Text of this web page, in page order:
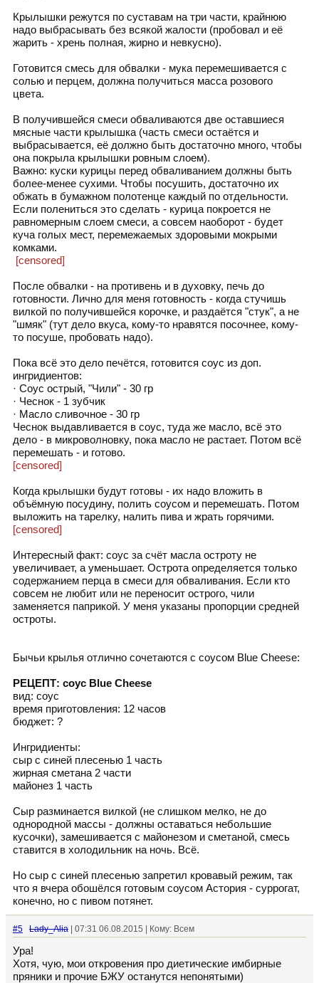
Крылышки режутся по суставам на три части, крайнюю
надо выбрасывать без всякой жалости (пробовал и её
жарить - хрень полная, жирно и невкусно).
Готовится смесь для обвалки - мука перемешивается с
солью и перцем, должна получиться масса розового
цвета.
В получившейся смеси обваливаются две оставшиеся
мясные части крылышка (часть смеси остаётся и
выбрасывается, её должно быть достаточно много, чтобы
она покрыла крылышки ровным слоем).
Важно: куски курицы перед обваливанием должны быть
более-менее сухими. Чтобы посушить, достаточно их
обжать в бумажном полотенце каждый по отдельности.
Если полениться это сделать - курица покроется не
равномерным слоем смеси, а совсем наоборот - будет
куча голых мест, перемежаемых здоровыми мокрыми
комками.
[censored]
После обвалки - на противень и в духовку, печь до
готовности. Лично для меня готовность - когда стучишь
вилкой по получившейся корочке, и раздаётся "стук", а не
"шмяк" (тут дело вкуса, кому-то нравятся посочнее, кому-
то посуше, пробовать надо).
Пока всё это дело печётся, готовится соус из доп.
ингридиентов:
· Соус острый, "Чили" - 30 гр
· Чеснок - 1 зубчик
· Масло сливочное - 30 гр
Чеснок выдавливается в соус, туда же масло, всё это
дело - в микроволновку, пока масло не растает. Потом всё
перемешать - и готово.
[censored]
Когда крылышки будут готовы - их надо вложить в
объёмную посудину, полить соусом и перемешать. Потом
выложить на тарелку, налить пива и жрать горячими.
[censored]
Интересный факт: соус за счёт масла остроту не
увеличивает, а уменьшает. Острота определяется только
содержанием перца в смеси для обваливания. Если кто
совсем не любит или не переносит острого, чили
заменяется паприкой. У меня указаны пропорции средней
остроты.
Бычьи крылья отлично сочетаются с соусом Blue Cheese:
РЕЦЕПТ: соус Blue Cheese
вид: соус
время приготовления: 12 часов
бюджет: ?
Ингридиенты:
сыр с синей плесенью 1 часть
жирная сметана 2 части
майонез 1 часть
Сыр разминается вилкой (не слишком мелко, не до
однородной массы - должны оставаться небольшие
кусочки), замешивается с майонезом и сметаной, смесь
ставится в холодильник на ночь. Всё.
Но сыр с синей плесенью запретил кровавый режим, так
что я вчера обошёлся готовым соусом Астория - суррогат,
конечно, но с пивом потянет.
#5 Lady_Alia | 07:31 06.08.2015 | Кому: Всем
Ура!
Хотя, чую, мои откровения про диетические имбирные
пряники и прочие БЖУ останутся непонятыми)